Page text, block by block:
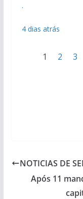
.
4 dias atrás
1 2 3
NOTICIAS DE
Após 11